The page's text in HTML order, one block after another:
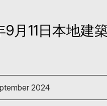
9月11日本地建
2024